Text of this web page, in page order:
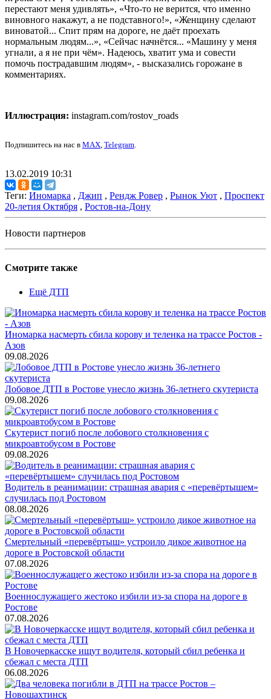
перестают меня удивлять», «Что-то не верится, что именно
виновного накажут, а не подставного!», «Женщину сделают
виноватой... Спит прям на дороге, не даёт проехать
нормальным людям...», «Сейчас начнётся... «Машину у меня
угнали, а я не при чём». Надеюсь, хватит ума и совести
помочь пострадавшим людям», - высказались горожане в
комментариях.
Иллюстрация: instagram.com/rostov_roads
Подпишитесь на нас в MAX, Telegram.
13.02.2019 10:31
Теги: Иномарка , Джип , Рендж Ровер , Рынок Уют , Проспект
20-летия Октября , Ростов-на-Дону
Новости партнеров
Смотрите также
Ещё ДТП
Иномарка насмерть сбила корову и теленка на трассе Ростов -
Азов
09.08.2026
Лобовое ДТП в Ростове унесло жизнь 36-летнего скутериста
09.08.2026
Скутерист погиб после лобового столкновения с
микроавтобусом в Ростове
09.08.2026
Водитель в реанимации: страшная авария с «перевёртышем»
случилась под Ростовом
08.08.2026
Смертельный «перевёртыш» устроило дикое животное на
дороге в Ростовской области
07.08.2026
Военнослужащего жестоко избили из-за спора на дороге в
Ростове
07.08.2026
В Новочеркасске ищут водителя, который сбил ребенка и
сбежал с места ДТП
06.08.2026